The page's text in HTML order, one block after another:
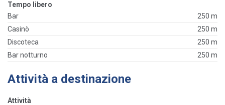
Tempo libero
Bar
250 m
Casinò
250 m
Discoteca
250 m
Bar notturno
250 m
Attività a destinazione
Attività